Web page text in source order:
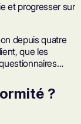
et progresser sur
depuis quatre
que les
ne peut pas se
Ditto l'a
et à poser les
?